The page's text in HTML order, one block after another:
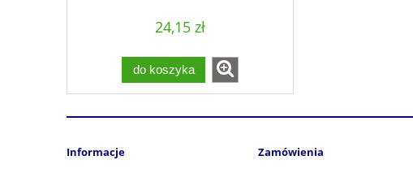
24,15 zł
do koszyka
Informacje Zamówienia